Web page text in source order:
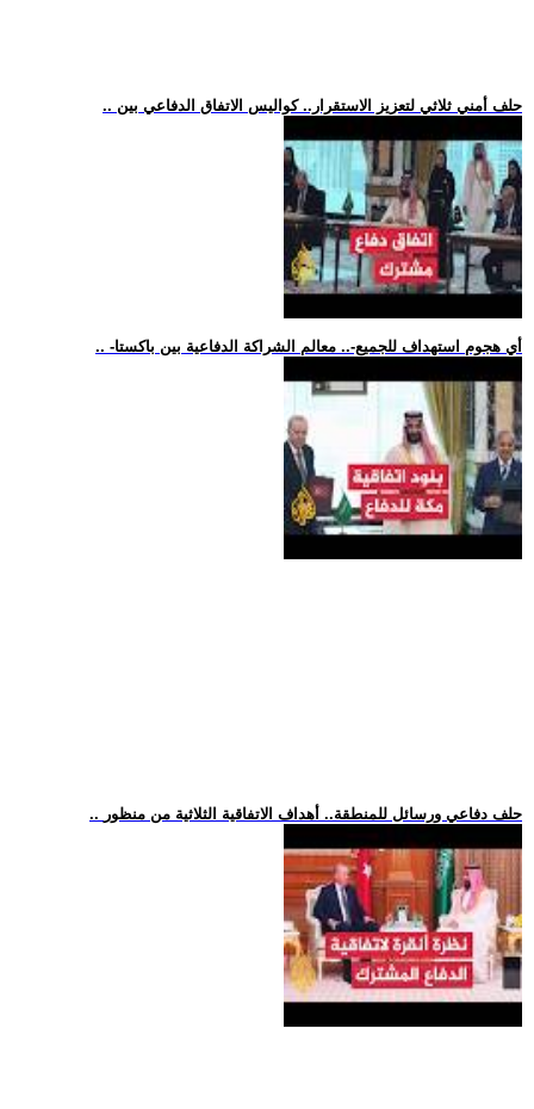
.. حلف أمني ثلاثي لتعزيز الاستقرار.. كواليس الاتفاق الدفاعي بين
.. -أي هجوم استهداف للجميع-.. معالم الشراكة الدفاعية بين باكستا
.. حلف دفاعي ورسائل للمنطقة.. أهداف الاتفاقية الثلاثية من منظور